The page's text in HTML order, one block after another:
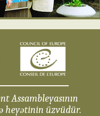
Assambleyasının
heyətinin üzvüdür.